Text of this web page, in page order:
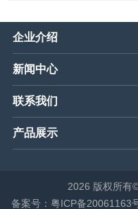
企业介绍
新闻中心
联系我们
产品展示
2026 版权所有
备案号：粤ICP备20061163